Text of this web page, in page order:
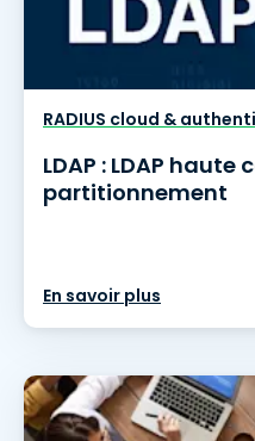
RADIUS cloud &
LDAP : LDAP
partitionnement
En savoir plus